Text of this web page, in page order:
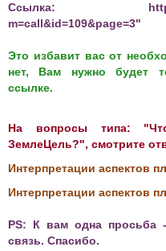
Ссылка: http://
m=call&id=109&page=3"
Это избавит вас от
нет, Вам нужно будет
ссылке.
На вопросы типа:
ЗемлеЦель?", смотрите
Интерпретации аспектов
Интерпретации аспектов
PS: К вам одна просьба
связь. Спасибо.